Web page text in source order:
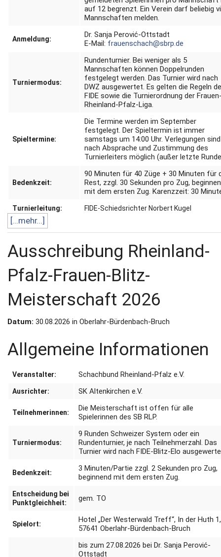
auf 12 begrenzt. Ein Verein darf beliebig
Mannschaften melden.
Anmeldung:
Dr. Sanja Perović-Ottstadt
E-Mail: frauenschach@sbrp.de
Turniermodus:
Rundenturnier. Bei weniger als 5
Mannschaften können Doppelrunden
festgelegt werden. Das Turnier wird nach
DWZ ausgewertet. Es gelten die Regeln
FIDE sowie die Turnierordnung der
Rheinland-Pfalz-Liga.
Spieltermine:
Die Termine werden im September
festgelegt. Der Spieltermin ist immer
samstags um 14:00 Uhr. Verlegungen sind
nach Absprache und Zustimmung des
Turnierleiters möglich (außer letzte
Bedenkzeit:
90 Minuten für 40 Züge + 30 Minuten für
Rest, zzgl. 30 Sekunden pro Zug,
mit dem ersten Zug. Karenzzeit: 30
Turnierleitung: FIDE-Schiedsrichter Norbert Kugel
[...mehr...]
Ausschreibung Rheinland-
Pfalz-Frauen-Blitz-
Meisterschaft 2026
Datum: 30.08.2026 in Oberlahr-Bürdenbach-Bruch
Allgemeine Informationen
Veranstalter: Schachbund Rheinland-Pfalz e.V.
Ausrichter: SK Altenkirchen e.V.
Teilnehmerinnen:
Die Meisterschaft ist offen für alle
Spielerinnen des SB RLP.
Turniermodus:
9 Runden Schweizer System oder ein
Rundenturnier, je nach Teilnehmerzahl.Das
Turnier wird nach FIDE-Blitz-Elo
Bedenkzeit:
3 Minuten/Partie zzgl. 2 Sekunden pro Zug,
beginnend mit dem ersten Zug.
Entscheidung bei
Punktgleichheit:
gem. TO
Spielort:
Hotel „Der Westerwald Treff“, In der Huth 1,
57641 Oberlahr-Bürdenbach-Bruch
bis zum 27.08.2026 bei Dr. Sanja Perović-
Ottstadt